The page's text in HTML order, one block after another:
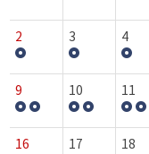
2 3 4
9 10 11
16 17 18